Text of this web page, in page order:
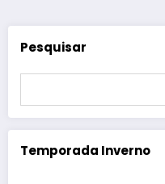
Pesquisar
Temporada Inverno